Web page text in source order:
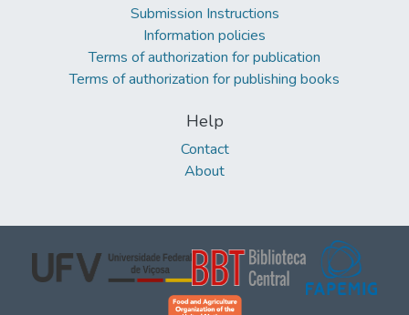
Submission Instructions
Information policies
Terms of authorization for publication
Terms of authorization for publishing books
Help
Contact
About